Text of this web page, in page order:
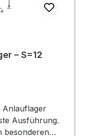
– S=12
Anlauflager
Ausführung.
besonderen